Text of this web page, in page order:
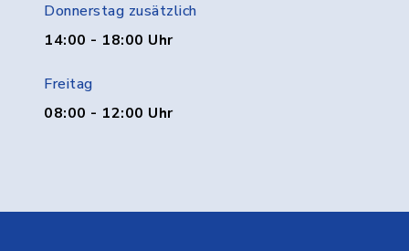
Donnerstag zusätzlich
14:00 - 18:00 Uhr
Freitag
08:00 - 12:00 Uhr